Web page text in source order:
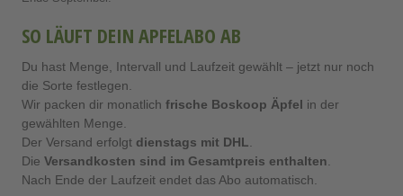
SO LÄUFT DEIN APFELABO AB
Du hast Menge, Intervall und Laufzeit gewählt – jetzt nur noch
die Sorte festlegen.
Wir packen dir monatlich frische Boskoop Äpfel in der
gewählten Menge.
Der Versand erfolgt dienstags mit DHL.
Die Versandkosten sind im Gesamtpreis enthalten.
Nach Ende der Laufzeit endet das Abo automatisch.